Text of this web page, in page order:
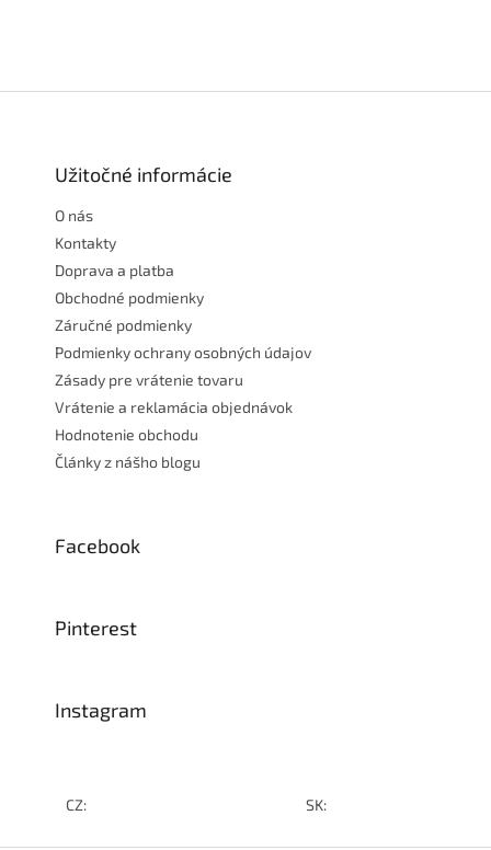
Užitočné informácie
O nás
Kontakty
Doprava a platba
Obchodné podmienky
Záručné podmienky
Podmienky ochrany osobných údajov
Zásady pre vrátenie tovaru
Vrátenie a reklamácia objednávok
Hodnotenie obchodu
Články z nášho blogu
Facebook
Pinterest
Instagram
CZ: SK: